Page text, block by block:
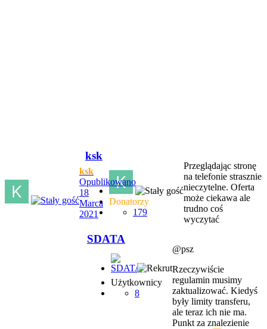
ksk
Opublikowano
18
Marca
2021
ksk
Donatorzy
179
Przeglądając stronę
na telefonie strasznie
nieczytelne. Oferta
może ciekawa ale
trudno coś
wyczytać
SDATA
Użytkownicy
8
@psz
Rzeczywiście
regulamin musimy
zaktualizować. Kiedyś
były limity transferu,
ale teraz ich nie ma.
Punkt za znalezienie